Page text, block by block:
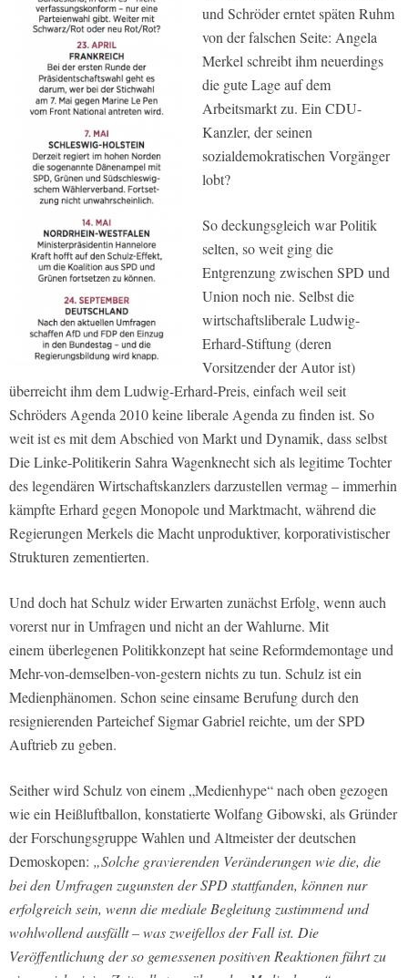
und Schröder erntet späten Ruhm
von der falschen Seite: Angela
Merkel schreibt ihm neuerdings
die gute Lage auf dem
Arbeitsmarkt zu. Ein CDU-
Kanzler, der seinen
sozialdemokratischen Vorgänger
lobt?
So deckungsgleich war Politik
selten, so weit ging die
Entgrenzung zwischen SPD und
Union noch nie. Selbst die
wirtschaftsliberale Ludwig-
Erhard-Stiftung (deren
Vorsitzender der Autor ist)
überreicht ihm dem Ludwig-Erhard-Preis, einfach weil seit
Schröders Agenda 2010 keine liberale Agenda zu finden ist. So
weit ist es mit dem Abschied von Markt und Dynamik, dass selbst
Die Linke-Politikerin Sahra Wagenknecht sich als legitime Tochter
des legendären Wirtschaftskanzlers darzustellen vermag – immerhin
kämpfte Erhard gegen Monopole und Marktmacht, während die
Regierungen Merkels die Macht unproduktiver, korporativistischer
Strukturen zementierten.
Und doch hat Schulz wider Erwarten zunächst Erfolg, wenn auch
vorerst nur in Umfragen und nicht an der Wahlurne. Mit
einem überlegenen Politikkonzept hat seine Reformdemontage und
Mehr-von-demselben-von-gestern nichts zu tun. Schulz ist ein
Medienphänomen. Schon seine einsame Berufung durch den
resignierenden Parteichef Sigmar Gabriel reichte, um der SPD
Auftrieb zu geben.
Seither wird Schulz von einem „Medienhype“ nach oben gezogen
wie ein Heißluftballon, konstatierte Wolfang Gibowski, als Gründer
der Forschungsgruppe Wahlen und Altmeister der deutschen
Demoskopen: „Solche gravierenden Veränderungen wie die, die
bei den Umfragen zugunsten der SPD stattfanden, können nur
erfolgreich sein, wenn die mediale Begleitung zustimmend und
wohlwollend ausfällt – was zweifellos der Fall ist. Die
Veröffentlichung der so gemessenen positiven Reaktionen führt zu